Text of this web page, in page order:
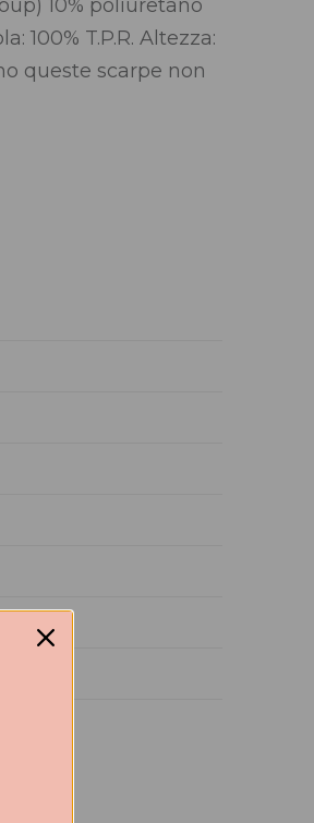
10% poliuretano
100% T.P.R. Altezza:
queste scarpe non